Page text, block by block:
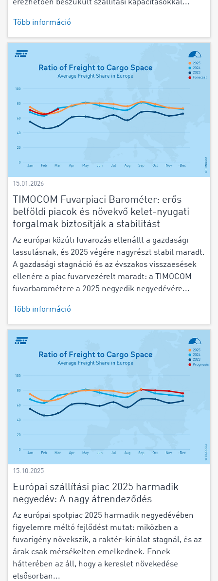
érezhetően beszűkült szállítási kapacitásokkal...
Több információ
15.01.2026
TIMOCOM Fuvarpiaci Barométer: erős
belföldi piacok és növekvő kelet-nyugati
forgalmak biztosítják a stabilitást
Az európai közúti fuvarozás ellenállt a gazdasági
lassulásnak, és 2025 végére nagyrészt stabil maradt.
A gazdasági stagnáció és az évszakos visszaesések
ellenére a piac fuvarvezérelt maradt: a TIMOCOM
fuvarbarométere a 2025 negyedik negyedévére...
Több információ
15.10.2025
Európai szállítási piac 2025 harmadik
negyedév: A nagy átrendeződés
Az európai spotpiac 2025 harmadik negyedévében
figyelemre méltó fejlődést mutat: miközben a
fuvarigény növekszik, a raktér-kínálat stagnál, és az
árak csak mérsékelten emelkednek. Ennek
hátterében az áll, hogy a kereslet növekedése
elsősorban...